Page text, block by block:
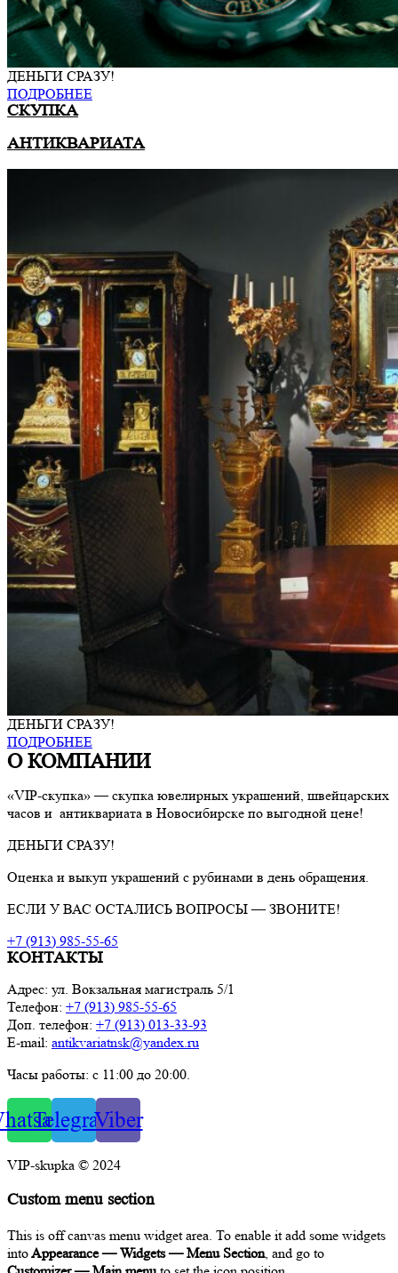
ДЕНЬГИ СРАЗУ!
ПОДРОБНЕЕ
СКУПКА
АНТИКВАРИАТА
ДЕНЬГИ СРАЗУ!
ПОДРОБНЕЕ
О КОМПАНИИ
«VIP-скупка» — скупка ювелирных украшений, швейцарских
часов и антиквариата в Новосибирске по выгодной цене!
ДЕНЬГИ СРАЗУ!
Оценка и выкуп украшений с рубинами в день обращения.
ЕСЛИ У ВАС ОСТАЛИСЬ ВОПРОСЫ — ЗВОНИТЕ!
+7 (913) 985-55-65
КОНТАКТЫ
Адрес: ул. Вокзальная магистраль 5/1
Телефон: +7 (913) 985-55-65
Доп. телефон: +7 (913) 013-33-93
E-mail: antikvariatnsk@yandex.ru
Часы работы: с 11:00 до 20:00.
TelegramViber
VIP-skupka © 2024
Custom menu section
This is off canvas menu widget area. To enable it add some widgets
intoAppearance — Widgets — Menu Section, and go to